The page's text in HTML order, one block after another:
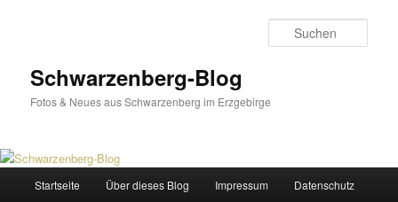
Schwarzenberg-Blog
Fotos & Neues aus Schwarzenberg im Erzgebirge
Startseite Über dieses Blog Impressum Datenschutz